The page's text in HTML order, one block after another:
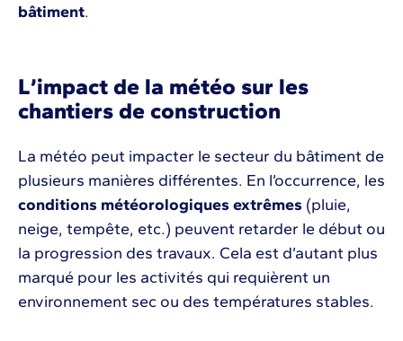
bâtiment.
L’impact de la météo sur les
chantiers de construction
La météo peut impacter le secteur du bâtiment de
plusieurs manières différentes. En l’occurrence, les
conditions météorologiques extrêmes (pluie,
neige, tempête, etc.) peuvent retarder le début ou
la progression des travaux. Cela est d’autant plus
marqué pour les activités qui requièrent un
environnement sec ou des températures stables.